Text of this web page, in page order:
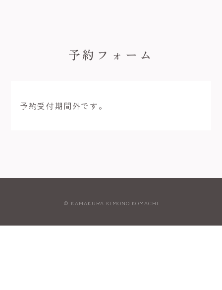
予約フォーム
予約受付期間外です。
© KAMAKURA KIMONO KOMACHI